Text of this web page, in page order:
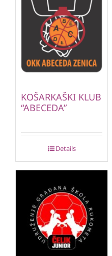
KOŠARKAŠKI KLUB
“ABECEDA”
Details